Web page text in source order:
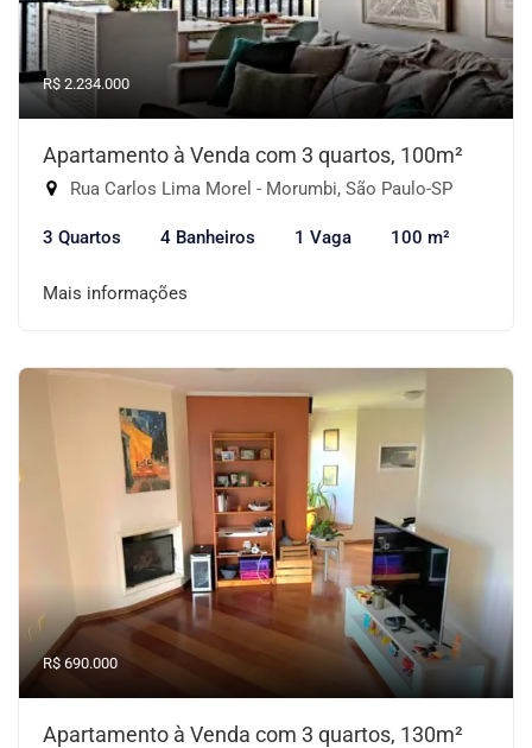
R$ 2.234.000
Apartamento à Venda com 3 quartos, 100m²
Rua Carlos Lima Morel - Morumbi, São Paulo-SP
3 Quartos 4 Banheiros 1 Vaga 100 m²
Mais informações
R$ 690.000
Apartamento à Venda com 3 quartos, 130m²